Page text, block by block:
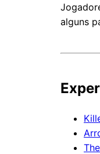
alguns